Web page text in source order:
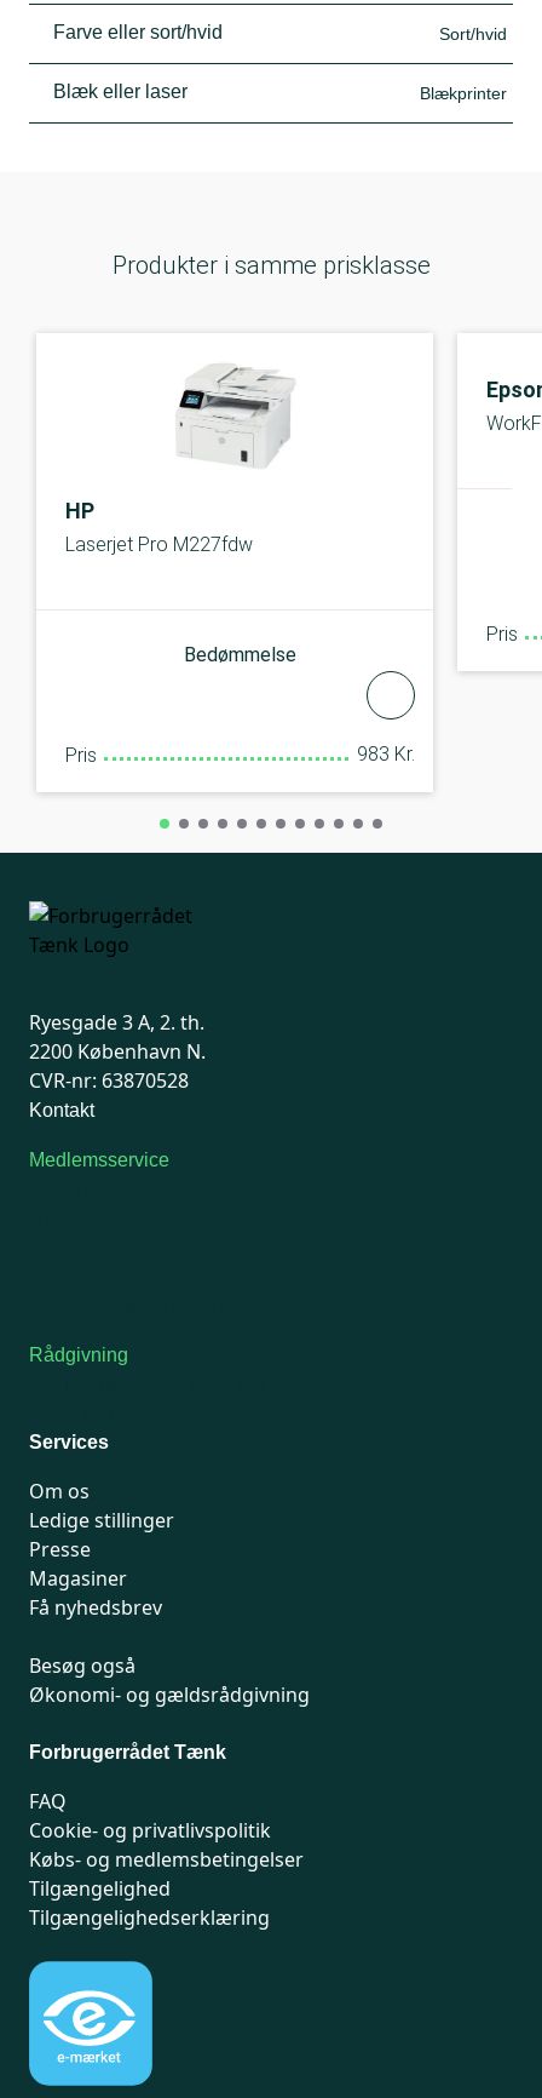
Farve eller sort/hvid Sort/hvid
Blæk eller laser Blækprinter
Produkter i samme prisklasse
HP
Laserjet Pro M227fdw
Bedømmelse
Pris 983 Kr.
Pris
Ryesgade 3 A, 2. th.
2200 København N.
CVR-nr: 63870528
Kontakt
Medlemsservice
Rådgivning
Services
Om os
Ledige stillinger
Presse
Magasiner
Få nyhedsbrev
Besøg også
Økonomi- og gældsrådgivning
Forbrugerrådet Tænk
FAQ
Cookie- og privatlivspolitik
Købs- og medlemsbetingelser
Tilgængelighed
Tilgængelighedserklæring